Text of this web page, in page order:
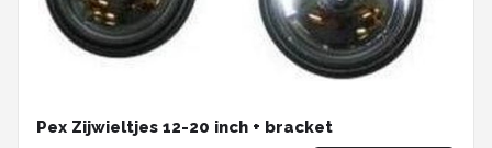
Pex Zijwieltjes 12-20 inch + bracket